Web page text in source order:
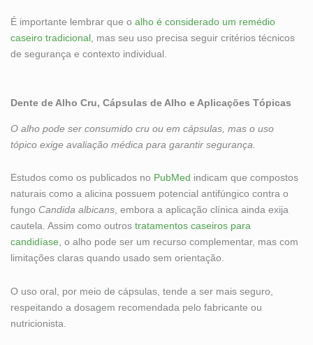
É importante lembrar que o alho é considerado um remédio
caseiro tradicional , mas seu uso precisa seguir critérios técnicos
de segurança e contexto individual.
Dente de Alho Cru, Cápsulas de Alho e Aplicações Tópicas
O alho pode ser consumido cru ou em cápsulas, mas o uso
tópico exige avaliação médica para garantir segurança.
Estudos como os publicados no PubMed indicam que compostos
naturais como a alicina possuem potencial antifúngico contra o
fungo Candida albicans , embora a aplicação clínica ainda exija
cautela. Assim como outros tratamentos caseiros para
candidíase , o alho pode ser um recurso complementar, mas com
limitações claras quando usado sem orientação.
O uso oral, por meio de cápsulas, tende a ser mais seguro,
respeitando a dosagem recomendada pelo fabricante ou
nutricionista.